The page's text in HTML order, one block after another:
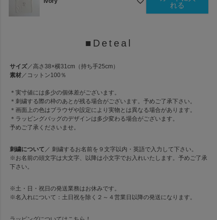
れる
■Deteal
サイズ／高さ38×横31cm（持ち手25cm）
素材 ／コットン100％
＊実寸値には多少の個体差がございます。
＊刺繍する際の枠のあとが残る場合がございます。予めご了承下さい。
＊画面上の色はブラウザや設定により実物とは異なる場合があります。
＊ラッピングバッグのデザインは多少変わる場合がございます。
予めご了承くださいませ。
刺繍について ／ 刺繍するお名前を９文字以内・英語で入力して下さい。
※お名前の頭文字は大文字、以降は小文字でお入れいたします。予めご了承
下さい。
※土・日・祝日の発送業務はお休みです。
※名入れについて：土日祝を除く２～４営業日以降の発送になります。